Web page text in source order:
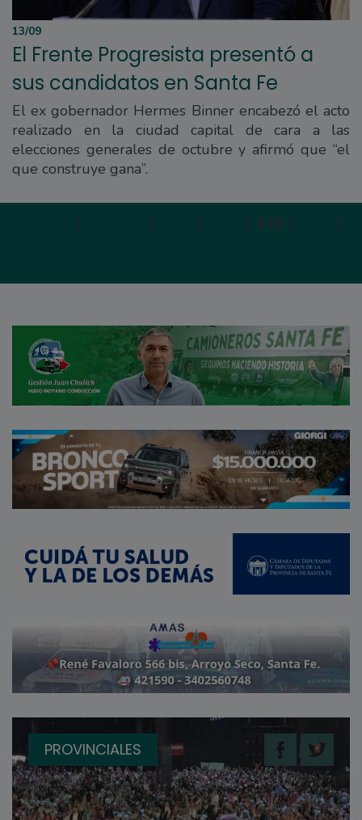
13/09
El Frente Progresista presentó a
sus candidatos en Santa Fe
El ex gobernador Hermes Binner encabezó el acto
realizado en la ciudad capital de cara a las
elecciones generales de octubre y afirmó que “el
que construye gana”.
| | | | 418 | |
PROVINCIALES